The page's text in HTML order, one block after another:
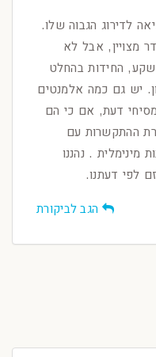
לדירוג הגבוה שלו.
מצויין, אבל לא
החידות בהחלט
יש גם כמה אלמנטים
דעת, אם כי הם
ההתקשרות עם
. נהננו
לפי דעתנו.
הגב לביקורת